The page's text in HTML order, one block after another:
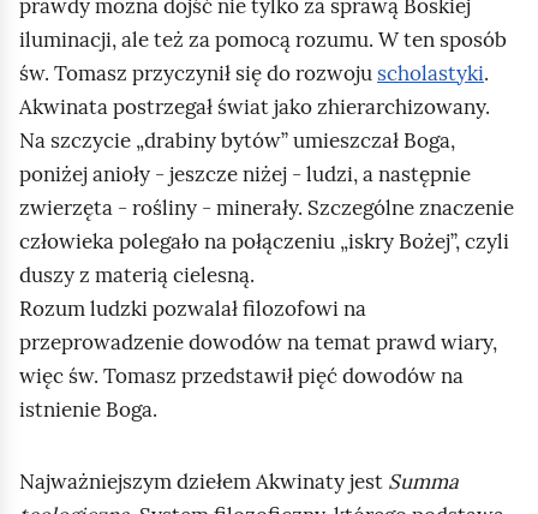
prawdy można dojść nie tylko za sprawą Boskiej
iluminacji, ale też za pomocą rozumu. W ten sposób
św. Tomasz przyczynił się do rozwoju scholastyki.
Akwinata postrzegał świat jako zhierarchizowany.
Na szczycie „drabiny bytów” umieszczał Boga,
poniżej anioły - jeszcze niżej - ludzi, a następnie
zwierzęta - rośliny - minerały. Szczególne znaczenie
człowieka polegało na połączeniu „iskry Bożej”, czyli
duszy z materią cielesną.
Rozum ludzki pozwalał filozofowi na
przeprowadzenie dowodów na temat prawd wiary,
więc św. Tomasz przedstawił pięć dowodów na
istnienie Boga.
Najważniejszym dziełem Akwinaty jest Summa